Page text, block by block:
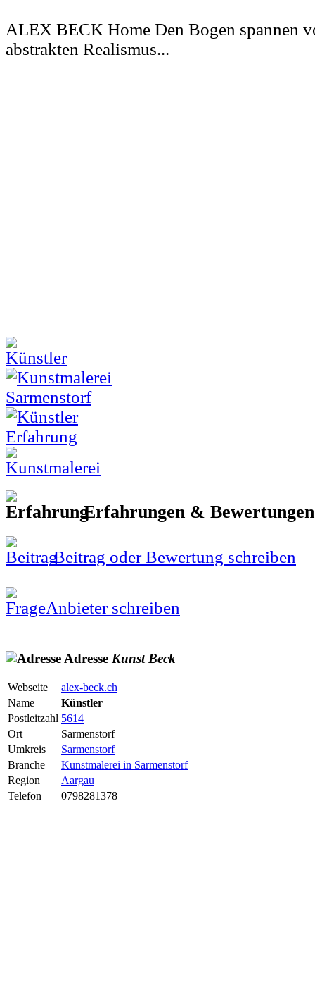
ALEX BECK Home Den Bogen spannen
abstrakten Realismus...
Erfahrungen &
Beitrag oder Bewertung schreiben
Anbieter schreiben
Adresse Kunst Beck
Webseite
alex-beck.ch
Name
Künstler
Postleitzahl 5614
Ort
Sarmenstorf
Umkreis
Sarmenstorf
Branche
Kunstmalerei in Sarmenstorf
Region
Aargau
Telefon
0798281378